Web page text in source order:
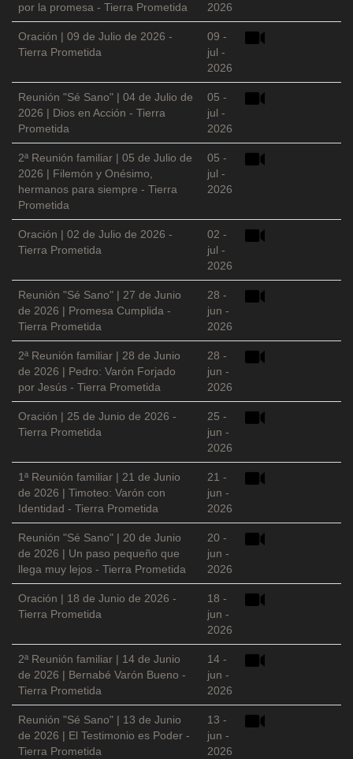
por la promesa - Tierra Prometida
2026
Oración | 09 de Julio de 2026 -
Tierra Prometida
09 -
jul -
2026
Reunión "Sé Sano" | 04 de Julio de
2026 | Dios en Acción - Tierra
Prometida
05 -
jul -
2026
2ª Reunión familiar | 05 de Julio de
2026 | Filemón y Onésimo,
hermanos para siempre - Tierra
Prometida
05 -
jul -
2026
Oración | 02 de Julio de 2026 -
Tierra Prometida
02 -
jul -
2026
Reunión "Sé Sano" | 27 de Junio
de 2026 | Promesa Cumplida -
Tierra Prometida
28 -
jun -
2026
2ª Reunión familiar | 28 de Junio
de 2026 | Pedro: Varón Forjado
por Jesús - Tierra Prometida
28 -
jun -
2026
Oración | 25 de Junio de 2026 -
Tierra Prometida
25 -
jun -
2026
1ª Reunión familiar | 21 de Junio
de 2026 | Timoteo: Varón con
Identidad - Tierra Prometida
21 -
jun -
2026
Reunión "Sé Sano" | 20 de Junio
de 2026 | Un paso pequeño que
llega muy lejos - Tierra Prometida
20 -
jun -
2026
Oración | 18 de Junio de 2026 -
Tierra Prometida
18 -
jun -
2026
2ª Reunión familiar | 14 de Junio
de 2026 | Bernabé Varón Bueno -
Tierra Prometida
14 -
jun -
2026
Reunión "Sé Sano" | 13 de Junio
de 2026 | El Testimonio es Poder -
Tierra Prometida
13 -
jun -
2026